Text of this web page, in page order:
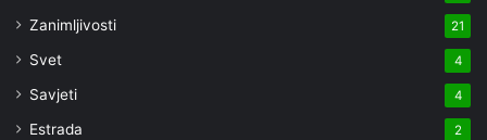
Zanimljivosti 21
Svet 4
Savjeti 4
Estrada 2